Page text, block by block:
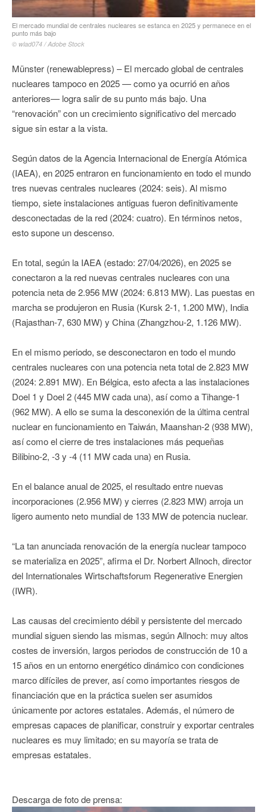
El mercado mundial de centrales nucleares se estanca en 2025 y permanece en el
punto más bajo
© wlad074 / Adobe Stock
Münster (renewablepress) – El mercado global de centrales
nucleares tampoco en 2025 — como ya ocurrió en años
anteriores— logra salir de su punto más bajo. Una
“renovación” con un crecimiento significativo del mercado
sigue sin estar a la vista.
Según datos de la Agencia Internacional de Energía Atómica
(IAEA), en 2025 entraron en funcionamiento en todo el mundo
tres nuevas centrales nucleares (2024: seis). Al mismo
tiempo, siete instalaciones antiguas fueron definitivamente
desconectadas de la red (2024: cuatro). En términos netos,
esto supone un descenso.
En total, según la IAEA (estado: 27/04/2026), en 2025 se
conectaron a la red nuevas centrales nucleares con una
potencia neta de 2.956 MW (2024: 6.813 MW). Las puestas en
marcha se produjeron en Rusia (Kursk 2-1, 1.200 MW), India
(Rajasthan-7, 630 MW) y China (Zhangzhou-2, 1.126 MW).
En el mismo periodo, se desconectaron en todo el mundo
centrales nucleares con una potencia neta total de 2.823 MW
(2024: 2.891 MW). En Bélgica, esto afecta a las instalaciones
Doel 1 y Doel 2 (445 MW cada una), así como a Tihange-1
(962 MW). A ello se suma la desconexión de la última central
nuclear en funcionamiento en Taiwán, Maanshan-2 (938 MW),
así como el cierre de tres instalaciones más pequeñas
Bilibino-2, -3 y -4 (11 MW cada una) en Rusia.
En el balance anual de 2025, el resultado entre nuevas
incorporaciones (2.956 MW) y cierres (2.823 MW) arroja un
ligero aumento neto mundial de 133 MW de potencia nuclear.
“La tan anunciada renovación de la energía nuclear tampoco
se materializa en 2025”, afirma el Dr. Norbert Allnoch, director
del Internationales Wirtschaftsforum Regenerative Energien
(IWR).
Las causas del crecimiento débil y persistente del mercado
mundial siguen siendo las mismas, según Allnoch: muy altos
costes de inversión, largos periodos de construcción de 10 a
15 años en un entorno energético dinámico con condiciones
marco difíciles de prever, así como importantes riesgos de
financiación que en la práctica suelen ser asumidos
únicamente por actores estatales. Además, el número de
empresas capaces de planificar, construir y exportar centrales
nucleares es muy limitado; en su mayoría se trata de
empresas estatales.
Descarga de foto de prensa: